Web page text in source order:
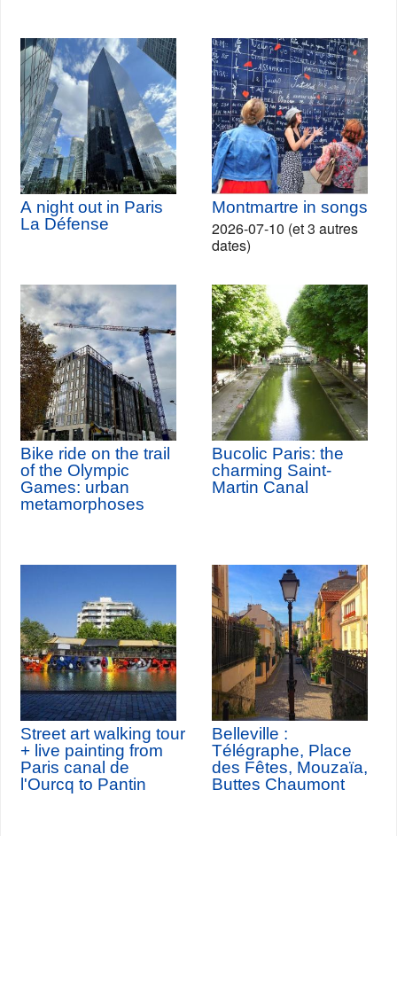
A night out in Paris
La Défense
Montmartre in songs
2026-07-10 (et 3 autres
dates)
Bike ride on the trail
of the Olympic
Games: urban
metamorphoses
Bucolic Paris: the
charming Saint-
Martin Canal
Street art walking tour
+ live painting from
Paris canal de
l'Ourcq to Pantin
Belleville :
Télégraphe, Place
des Fêtes, Mouzaïa,
Buttes Chaumont